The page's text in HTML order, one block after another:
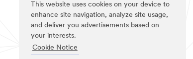
This website uses cookies on your device to
enhance site navigation, analyze site usage,
and deliver you advertisements based on
your interests.
Cookie Notice